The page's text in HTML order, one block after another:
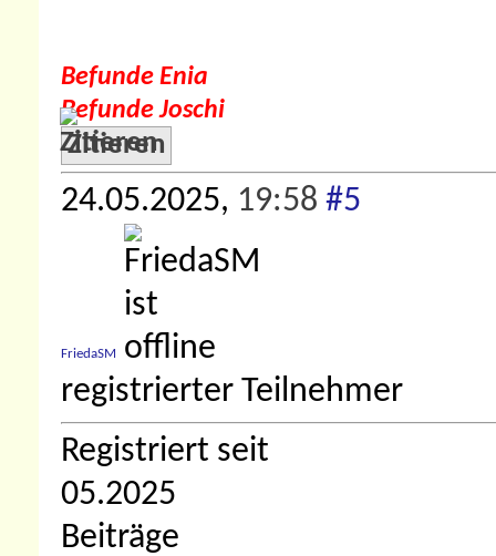
Befunde Enia
Befunde Joschi
Zitieren
24.05.2025, 19:58 #5
FriedaSM
registrierter Teilnehmer
Registriert seit
05.2025
Beiträge